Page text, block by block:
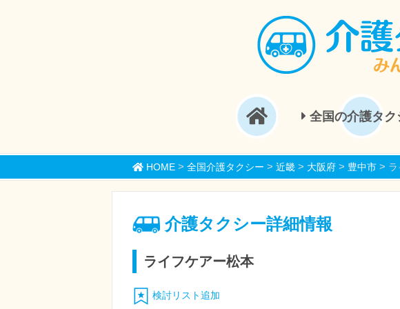
全国の介護タク
HOME> 全国介護タクシー > 近畿> 大阪府> 豊中市>
介護タクシー詳細情報
ライフケアー松本
検討リスト追加